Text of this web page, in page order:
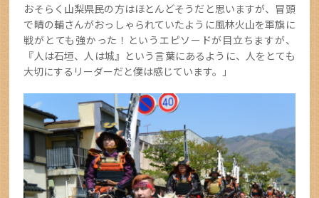
おそらく山梨県民の方はほとんどそうだと思いますが、冒頭
で晴の輔さんがおっしゃられていたように風林火山を軍旗に
戦がとても強かった！というエピソードが目立ちますが、
『人は石垣、人は城』という言葉にあるように、人をとても
大切にするリーダーだと僕は感じています。」